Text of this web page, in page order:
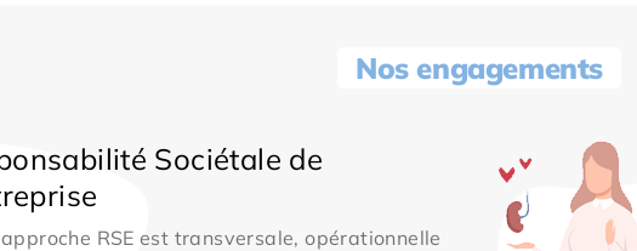
Nos engagements
Sociétale de
RSE est transversale, opérationnelle